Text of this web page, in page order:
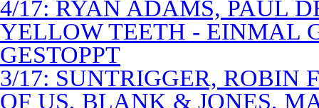
4/17: RYAN ADAMS, PAUL
YELLOW TEETH - EINMAL
GESTOPPT
3/17: SUNTRIGGER, ROBIN
OF US, BLANK & JONES,